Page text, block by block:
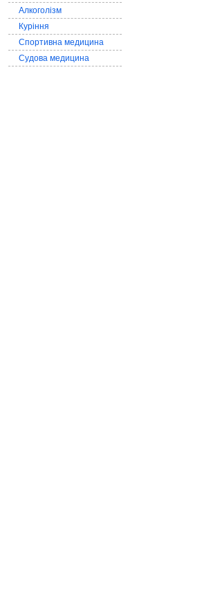
Алкоголізм
Куріння
Спортивна медицина
Судова медицина